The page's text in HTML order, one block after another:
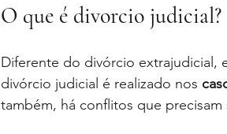
O que é divorcio judicial?
Diferente do divórcio extrajudicial,
divórcio judicial é realizado nos
também, há conflitos que